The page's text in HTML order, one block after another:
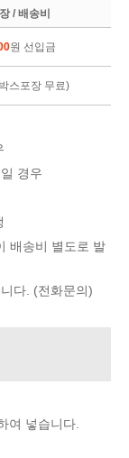
/ 배송비
원 선입금
스포장 무료)
경우
배송비 별도로 발
다. (전화문의)
여 넣습니다.